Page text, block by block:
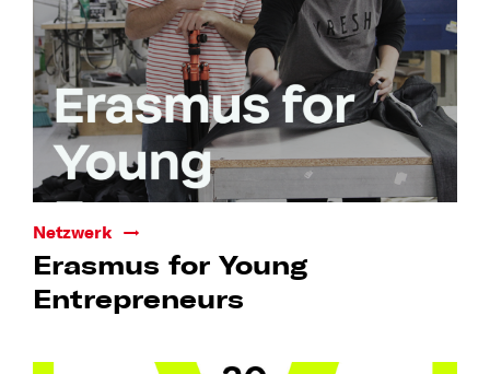
Netzwerk
Erasmus for Young
Entrepreneurs